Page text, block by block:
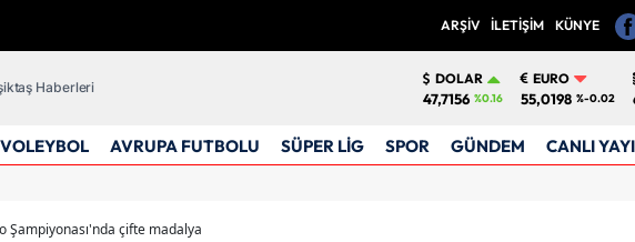
ARŞİV İLETİŞİM KÜNYE
Haberleri
DOLAR
47,7156 %0.16
EURO
55,0198 %-0.02
VOLEYBOL AVRUPA FUTBOLU SÜPER LİG SPOR GÜNDEM CANLI
Şampiyonası'nda çifte madalya